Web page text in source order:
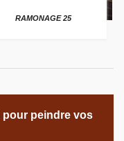
RAMONAGE 25
pour peindre vos